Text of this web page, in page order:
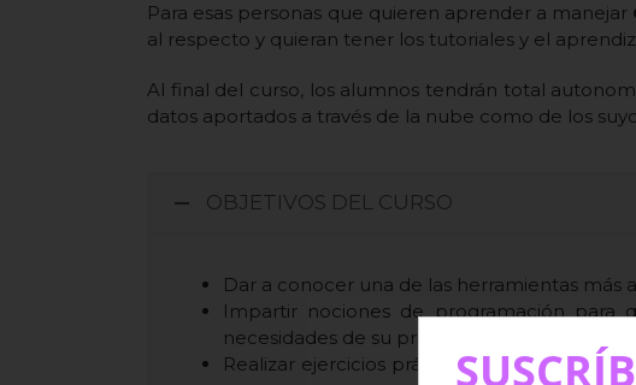
Para esas personas que quieren aprender a manejar
al respecto y quieran tener los tutoriales y el
Al final del curso, los alumnos tendrán total
datos aportados a través de la nube como de los
OBJETIVOS DEL CURSO
Dar a conocer una de las herramientas más
Impartir nociones de programación para
necesidades de su proyecto.
Realizar ejercicios prácticos que permitan